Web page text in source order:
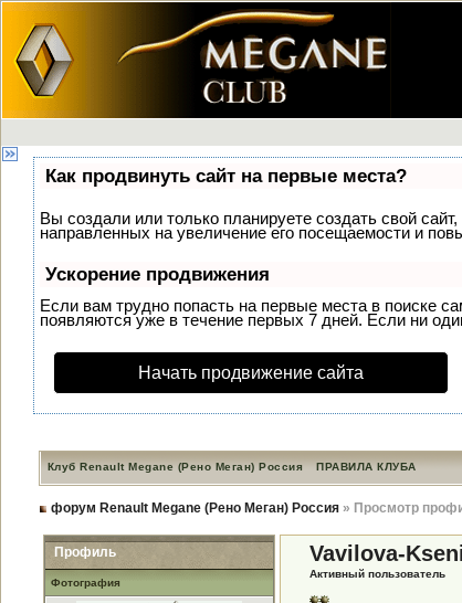
Как продвинуть сайт на первые места?
Вы создали или только планируете создать свой
направленных на увеличение его посещаемости и
Ускорение продвижения
Если вам трудно попасть на первые места в поиске
появляются уже в течение первых 7 дней. Если ни
Начать продвижение сайта
Клуб Renault Megane (Рено Меган) Россия ПРАВИЛА КЛУБА
форум Renault Megane (Рено Меган) Россия» Просмотр
Профиль
Фотография
Vavilova-
Активный пользователь